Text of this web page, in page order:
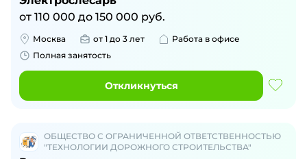
от 110 000 до 150 000 руб.
Москва от 1 до 3 лет
Работа в офисе
Полная занятость
Откликнуться
ОБЩЕСТВО С ОГРАНИЧЕННОЙ ОТВЕТСТВЕННОСТЬЮ
"ТЕХНОЛОГИИ ДОРОЖНОГО СТРОИТЕЛЬСТВА"